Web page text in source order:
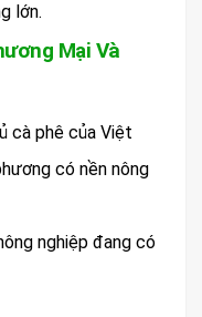
lớn.
Mại Và
cà phê của Việt
có nền nông
nghiệp đang có